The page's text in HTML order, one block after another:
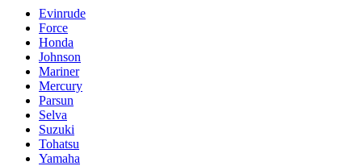
Evinrude
Force
Honda
Johnson
Mariner
Mercury
Parsun
Selva
Suzuki
Tohatsu
Yamaha